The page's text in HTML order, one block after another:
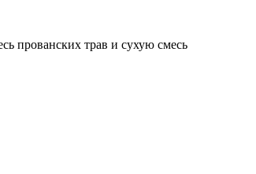
прованских трав и сухую смесь